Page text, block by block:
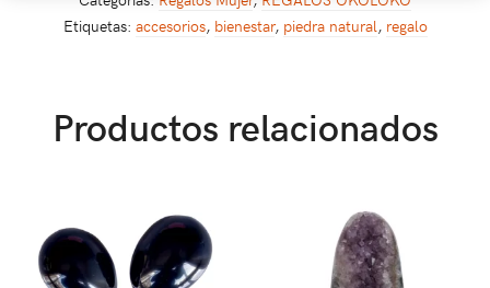
Etiquetas: accesorios, bienestar, piedra natural, regalo
Productos relacionados